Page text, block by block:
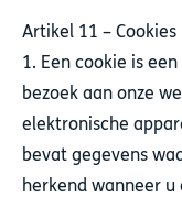
Artikel 11 – Cookies
1. Een cookie is
bezoek aan onze
elektronische
bevat gegevens
herkend wanneer